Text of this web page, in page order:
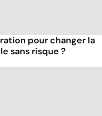
pour changer la
sans risque ?